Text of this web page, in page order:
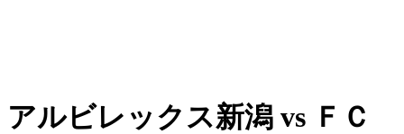
アルビレックス新潟 vs ＦＣ